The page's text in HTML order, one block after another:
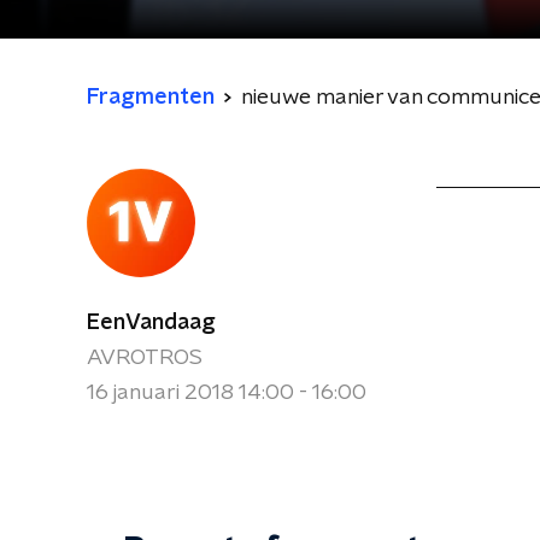
Fragmenten nieuwe manier van
EenVandaag
AVROTROS
16 januari 2018 14:00 - 16:00